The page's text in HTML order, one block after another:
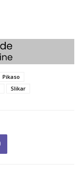
Pikaso
Slikar